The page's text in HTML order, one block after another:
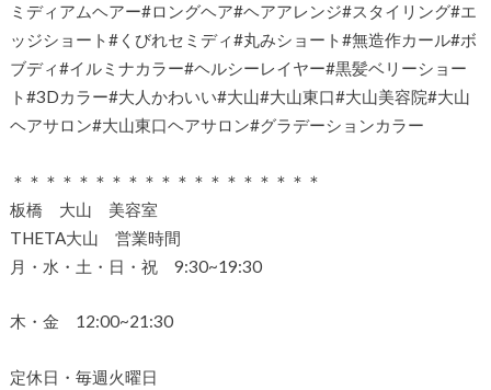
ミディアムヘアー#ロングヘア#ヘアアレンジ#スタイリング#エ
ッジショート#くびれセミディ#丸みショート#無造作カール#ボ
ブディ#イルミナカラー#ヘルシーレイヤー#黒髪ベリーショー
ト#3Dカラー#大人かわいい#大山#大山東口#大山美容院#大山
ヘアサロン#大山東口ヘアサロン#グラデーションカラー
＊＊＊＊＊＊＊＊＊＊＊＊＊＊＊＊＊＊＊
板橋 大山 美容室
THETA大山 営業時間
月・水・土・日・祝 9:30~19:30
木・金 12:00~21:30
定休日・毎週火曜日